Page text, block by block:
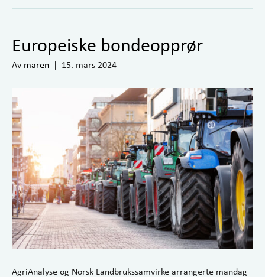
Europeiske bondeopprør
Av maren | 15. mars 2024
AgriAnalyse og Norsk Landbrukssamvirke arrangerte mandag